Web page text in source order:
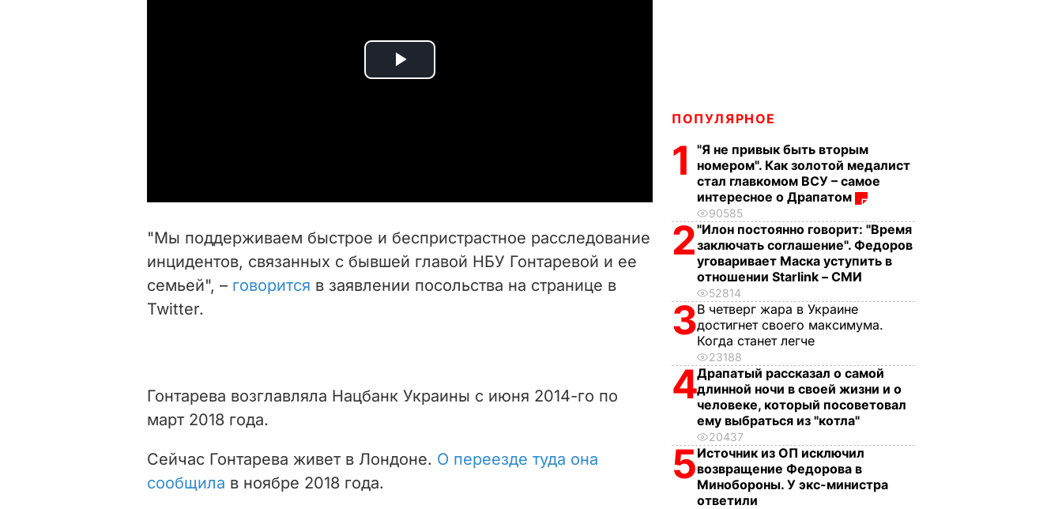
P
i
d
"Мы поддерживаем быстрое и беспристрастное расследование
инцидентов, связанных с бывшей главой НБУ Гонтаревой и ее
семьей", – говорится в заявлении посольства на странице в
Twitter.
Гонтарева возглавляла Нацбанк Украины с июня 2014-го по
март 2018 года.
Сейчас Гонтарева живет в Лондоне. О переезде туда она
сообщила в ноябре 2018 года.
ПОПУЛЯРНОЕ
1
"Я не привык быть вторым
номером". Как золотой медалист
стал главкомом ВСУ – самое
интересное о Драпатом
90585
2"Илон постоянно говорит: "Время
заключать соглашение". Федоров
уговаривает Маска уступить в
отношении Starlink – СМИ
52814
3В четверг жара в Украине
достигнет своего максимума.
Когда станет легче
23188
4Драпатый рассказал о самой
длинной ночи в своей жизни и о
человеке, который посоветовал
ему выбраться из "котла"
20437
5Источник из ОП исключил
возвращение Федорова в
Минобороны. У экс-министра
ответили